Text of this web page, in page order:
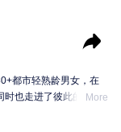
都市轻熟龄男女，在
时也走进了彼此的朋友
More